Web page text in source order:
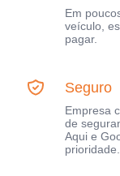
Em
veículo,
pagar.
Seguro
Empresa
de
Aqui e
prioridade.